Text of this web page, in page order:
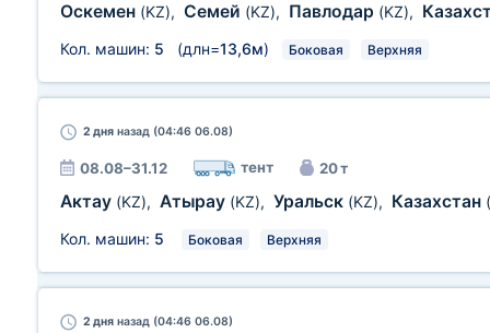
Оскемен (KZ), Семей (KZ), Павлодар (KZ),
Кол. машин: 5 (длн=13,6м) Боковая Верхняя
2 дня назад (04:46 06.08)
08.08–31.12 тент 20 т
Актау (KZ), Атырау (KZ), Уральск (KZ), Казахстан
Кол. машин: 5 Боковая Верхняя
2 дня назад (04:46 06.08)